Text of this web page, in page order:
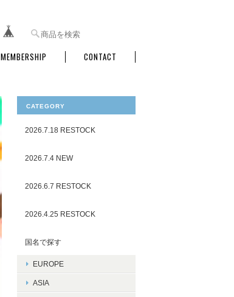
MEMBERSHIP CONTACT
CATEGORY
2026.7.18 RESTOCK
2026.7.4 NEW
2026.6.7 RESTOCK
2026.4.25 RESTOCK
国名で探す
EUROPE
ASIA